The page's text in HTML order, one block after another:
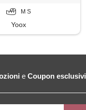
M S
Yoox
e Coupon esclusivi